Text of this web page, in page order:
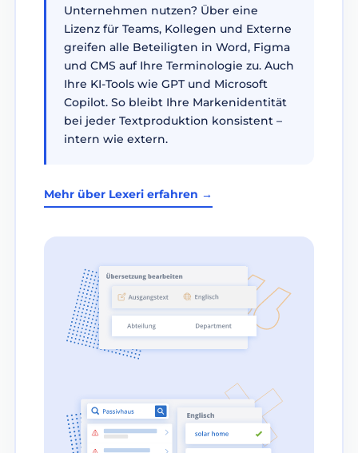
Unternehmen nutzen? Über eine
Lizenz für Teams, Kollegen und Externe
greifen alle Beteiligten in Word, Figma
und CMS auf Ihre Terminologie zu. Auch
Ihre KI-Tools wie GPT und Microsoft
Copilot. So bleibt Ihre Markenidentität
bei jeder Textproduktion konsistent –
intern wie extern.
Mehr über Lexeri erfahren →